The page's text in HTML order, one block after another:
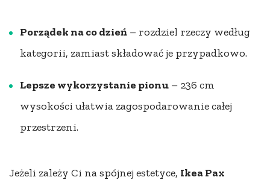
Porządek na co dzień – rozdziel rzeczy według
kategorii, zamiast składować je przypadkowo.
Lepsze wykorzystanie pionu – 236 cm
wysokości ułatwia zagospodarowanie całej
przestrzeni.
Jeżeli zależy Ci na spójnej estetyce, Ikea Pax